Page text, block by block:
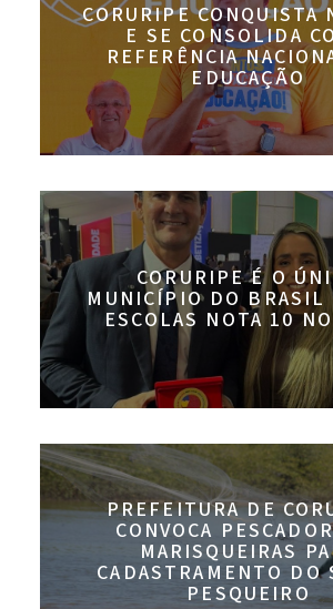
CORURIPE CONQUISTA
E SE CONSOLIDA
REFERÊNCIA
EDUCAÇÃO
CORURIPE É O
MUNICÍPIO DO BRASIL
ESCOLAS NOTA 10
PREFEITURA DE
CONVOCA
MARISQUEIRAS
CADASTRAMENTO DO
PESQUEIRO